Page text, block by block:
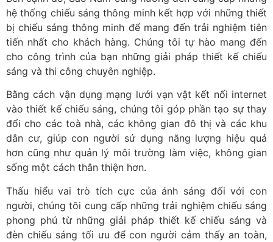
hệ thống chiếu sáng thông minh kết hợp với những thiết
bị chiếu sáng thông minh để mang đến trải nghiệm tiên
tiến nhất cho khách hàng. Chúng tôi tự hào mang đến
cho công trình của bạn những giải pháp thiết kế chiếu
sáng và thi công chuyên nghiệp.
Bằng cách vận dụng mạng lưới vạn vật kết nối internet
vào thiết kế chiếu sáng, chúng tôi góp phần tạo sự thay
đổi cho các toà nhà, các không gian đô thị và các khu
dân cư, giúp con người sử dụng năng lượng hiệu quả
hơn cũng như quản lý môi trường làm việc, không gian
sống một cách thân thiện hơn.
Thấu hiểu vai trò tích cực của ánh sáng đối với con
người, chúng tôi cung cấp những trải nghiệm chiếu sáng
phong phú từ những giải pháp thiết kế chiếu sáng và
đèn chiếu sáng tối ưu để con người cảm thấy an toàn,